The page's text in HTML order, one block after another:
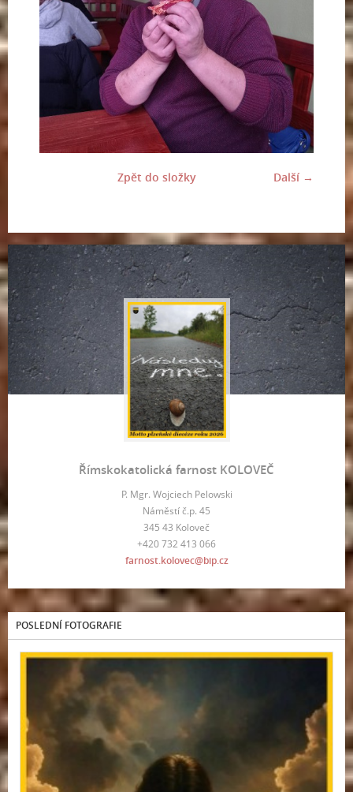
Další →
Zpět do složky
Římskokatolická farnost KOLOVEČ
P. Mgr. Wojciech Pelowski
Náměstí č.p. 45
345 43 Koloveč
+420 732 413 066
farnost.kolovec@bip.cz
POSLEDNÍ FOTOGRAFIE